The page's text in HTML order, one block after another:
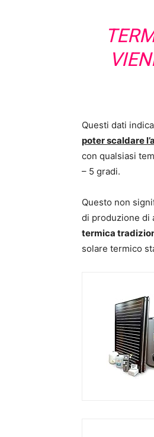
Questi dati
poter scaldare
con qualsiasi
– 5 gradi.
Questo non
di produzione di
termica
solare termico